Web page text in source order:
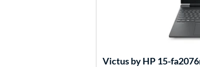
Victus by HP 15-